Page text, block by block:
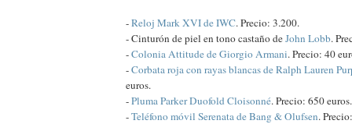
-Reloj Mark XVI de IWC. Precio: 3.200.
- Cinturón de piel en tono castaño deJohn Lobb.
-Colonia Attitude de Giorgio Armani. Precio: 40
-Corbata roja con rayas blancas de Ralph Lauren
euros.
-Pluma Parker Duofold Cloisonné. Precio: 650 euros.
-Teléfono móvil Serenata de Bang & Olufsen.